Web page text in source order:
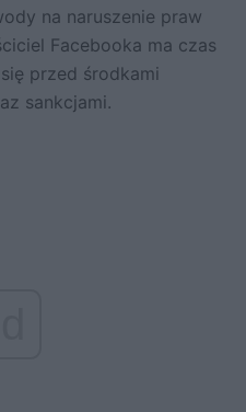
na naruszenie praw
Facebooka ma czas
przed środkami
sankcjami.